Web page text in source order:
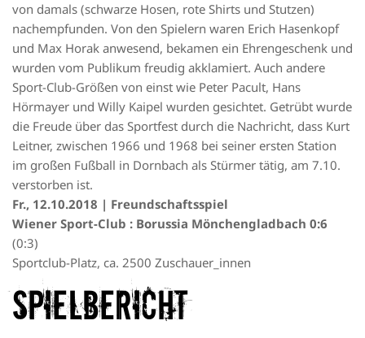
von damals (schwarze Hosen, rote Shirts und Stutzen)
nachempfunden. Von den Spielern waren Erich Hasenkopf
und Max Horak anwesend, bekamen ein Ehrengeschenk und
wurden vom Publikum freudig akklamiert. Auch andere
Sport-Club-Größen von einst wie Peter Pacult, Hans
Hörmayer und Willy Kaipel wurden gesichtet. Getrübt wurde
die Freude über das Sportfest durch die Nachricht, dass Kurt
Leitner, zwischen 1966 und 1968 bei seiner ersten Station
im großen Fußball in Dornbach als Stürmer tätig, am 7.10.
verstorben ist.
Fr., 12.10.2018 | Freundschaftsspiel
Wiener Sport-Club : Borussia Mönchengladbach 0:6
(0:3)
Sportclub-Platz, ca. 2500 Zuschauer_innen
Spielbericht